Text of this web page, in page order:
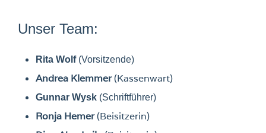
Unser Team:
Rita Wolf (Vorsitzende)
Andrea Klemmer(Kassenwart)
Gunnar Wysk (Schriftführer)
Ronja Hemer(Beisitzerin)